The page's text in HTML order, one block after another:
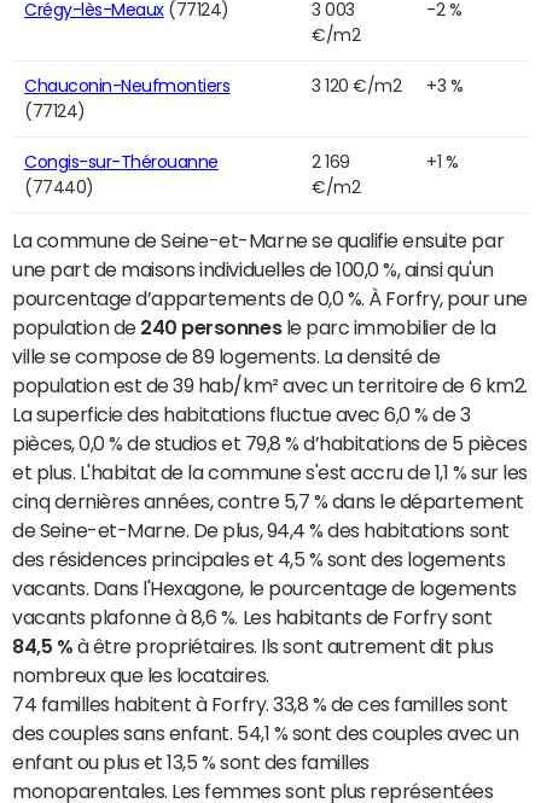
Crégy-lès-Meaux(77124)
3 003
€/m2
-2 %
Chauconin-Neufmontiers
(77124)
3 120 €/m2 +3 %
Congis-sur-Thérouanne
(77440)
2 169
€/m2
+1 %
La commune de Seine-et-Marne se qualifie ensuite par
une part de maisons individuelles de 100,0 %, ainsi qu'un
pourcentage d’appartements de 0,0 %. À Forfry, pour une
population de 240 personnesle parc immobilier de la
ville se compose de 89 logements. La densité de
population est de 39 hab/km² avec un territoire de 6 km2.
La superficie des habitations fluctue avec 6,0 % de 3
pièces, 0,0 % de studios et 79,8 % d’habitations de 5 pièces
et plus. L'habitat de la commune s'est accru de 1,1 % sur les
cinq dernières années, contre 5,7 % dans le département
de Seine-et-Marne. De plus, 94,4 % des habitations sont
des résidences principales et 4,5 % sont des logements
vacants. Dans l'Hexagone, le pourcentage de logements
vacants plafonne à 8,6 %. Les habitants de Forfry sont
84,5 % à être propriétaires. Ils sont autrement dit plus
nombreux que les locataires.
74 familles habitent à Forfry. 33,8 % de ces familles sont
des couples sans enfant. 54,1 % sont des couples avec un
enfant ou plus et 13,5 % sont des familles
monoparentales. Les femmes sont plus représentées